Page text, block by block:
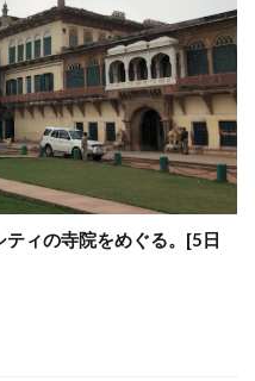
ィの寺院をめぐる。[5日